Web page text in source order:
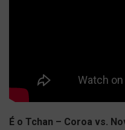
É o Tchan – Coroa vs.